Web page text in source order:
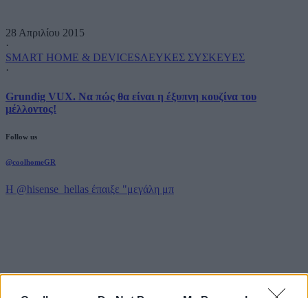
28 Απριλίου 2015
·
SMART HOME & DEVICESΛΕΥΚΕΣ ΣΥΣΚΕΥΕΣ
·
Grundig VUX. Να πώς θα είναι η έξυπνη κουζίνα του
μέλλοντος!
Follow us
@coolhomeGR
Η @hisense_hellas έπαιξε "μεγάλη μπ